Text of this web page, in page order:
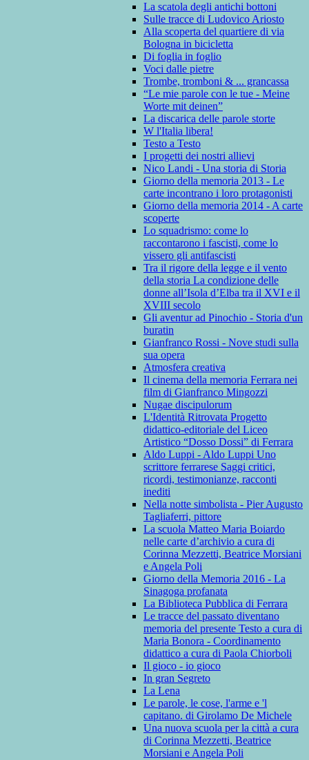
La scatola degli antichi bottoni
Sulle tracce di Ludovico Ariosto
Alla scoperta del quartiere di via
Bologna in bicicletta
Di foglia in foglio
Voci dalle pietre
Trombe, tromboni & ... grancassa
“Le mie parole con le tue - Meine
Worte mit deinen”
La discarica delle parole storte
W l'Italia libera!
Testo a Testo
I progetti dei nostri allievi
Nico Landi - Una storia di Storia
Giorno della memoria 2013 - Le
carte incontrano i loro protagonisti
Giorno della memoria 2014 - A carte
scoperte
Lo squadrismo: come lo
raccontarono i fascisti, come lo
vissero gli antifascisti
Tra il rigore della legge e il vento
della storia La condizione delle
donne all’Isola d’Elba tra il XVI e il
XVIII secolo
Gli aventur ad Pinochio - Storia d'un
buratin
Gianfranco Rossi - Nove studi sulla
sua opera
Atmosfera creativa
Il cinema della memoria Ferrara nei
film di Gianfranco Mingozzi
Nugae discipulorum
L'Identità Ritrovata Progetto
didattico-editoriale del Liceo
Artistico “Dosso Dossi” di Ferrara
Aldo Luppi - Aldo Luppi Uno
scrittore ferrarese Saggi critici,
ricordi, testimonianze, racconti
inediti
Nella notte simbolista - Pier Augusto
Tagliaferri, pittore
La scuola Matteo Maria Boiardo
nelle carte d’archivio a cura di
Corinna Mezzetti, Beatrice Morsiani
e Angela Poli
Giorno della Memoria 2016 - La
Sinagoga profanata
La Biblioteca Pubblica di Ferrara
Le tracce del passato diventano
memoria del presente Testo a cura di
Maria Bonora - Coordinamento
didattico a cura di Paola Chiorboli
Il gioco - io gioco
In gran Segreto
La Lena
Le parole, le cose, l'arme e 'l
capitano. di Girolamo De Michele
Una nuova scuola per la città a cura
di Corinna Mezzetti, Beatrice
Morsiani e Angela Poli